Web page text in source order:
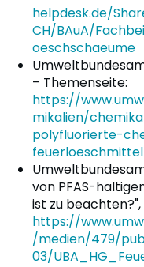
helpdesk.de/
CH/BAuA/
oeschschaeume
– Themenseite:
https://
mikalien/
polyfluorierte-
von PFAS-
ist zu
https://
/medien/479/
03/